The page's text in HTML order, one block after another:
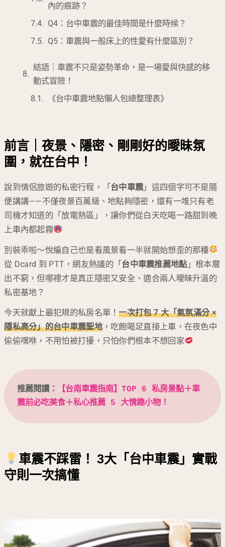
內的痕跡？
Q4：台中車震的最佳時間是什麼時候？
Q5：車震與一般床上的性愛有什麼區別？
結語｜車震不只是姿勢革命，是一場愛與快感的移
動式冒險！
《台中車震地點懶人包總整理表》
前言｜夜景、隱密、剛剛好的曖昧氛
圍，就在台中！
說到情侶旅遊的私密行程，「 台中車震」這四個字可不是隨
便講講——不僅夜景百萬級、地點夠隱密，還有一堆只有老
司機才知道的「放電熱區」，讓你們從白天吃喝一路甜到晚
上車內都起霧
別裝乖啦～悅編自己也是看風景看一半就開始想歪的那種
從 Dcard 到 PTT，網友熱議的「 台中車震推薦地點」根本層
出不窮，但哪裡才是真正隱密又安全、適合兩人曖昧升溫的
私密基地？
今天就獻上最犯規的私房名單！一次打包 7 大「氣氛滿分 ×
隱私高分」的台中車震聖地，吃飽喝足直接上車，在夜色中
偷偷嘿咻，不用怕被打擾，只怕你們根本不想回家
推薦閱讀：
【台南車震指南】TOP 6 私房景點＋車
震前必吃美食＋私心推薦 5 大情趣小物！
車震不踩雷！ 3大「台中車震」實戰
守則一次搞懂